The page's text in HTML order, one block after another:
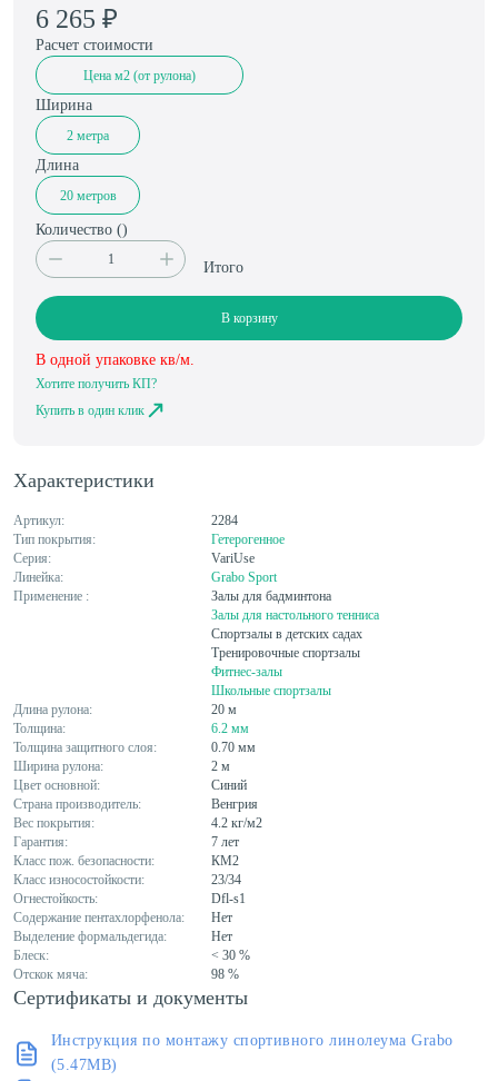
Характеристики
Артикул:
2284
Тип покрытия:
Гетерогенное
Серия:
VariUse
Линейка:
Grabo Sport
Применение :
Залы для бадминтона
Залы для настольного тенниса
Спортзалы в детских садах
Тренировочные спортзалы
Фитнес-залы
Школьные спортзалы
Длина рулона:
20 м
Толщина:
6.2 мм
Толщина защитного слоя:
0.70 мм
Ширина рулона:
2 м
Цвет основной:
Синий
Страна производитель:
Венгрия
Вес покрытия:
4.2 кг/м2
Гарантия:
7 лет
Класс пож. безопасности:
КМ2
Класс износостойкости:
23/34
Огнестойкость:
Dfl-s1
Содержание пентахлорфенола:
Нет
Выделение формальдегида:
Нет
Блеск:
< 30 %
Отскок мяча:
98 %
Сертификаты и документы
Инструкция по монтажу спортивного линолеума Grabo
(5.47MB)
6 265 ₽
Расчет стоимости
Цена м2 (от рулона)
Ширина
2 метра
Длина
20 метров
Количество ()
Итого
В корзину
В одной упаковке кв/м.
Хотите получить КП?
Купить в один клик